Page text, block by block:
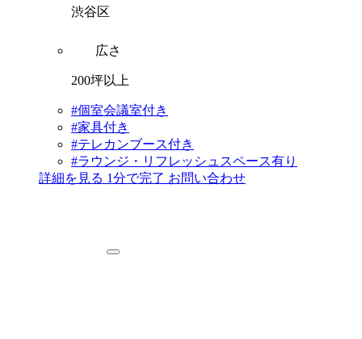
渋谷区
広さ
200坪以上
#個室会議室付き
#家具付き
#テレカンブース付き
#ラウンジ・リフレッシュスペース有り
詳細を見る 1分で完了 お問い合わせ